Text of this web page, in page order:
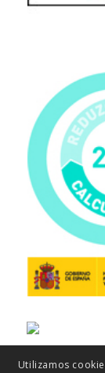
Utilizamos